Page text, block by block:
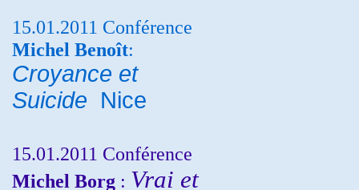
15.01.2011 Conférence
Michel Benoît:
Croyance et
Suicide Nice
15.01.2011 Conférence
Michel Borg : Vrai et